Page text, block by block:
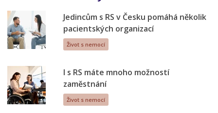
Jedincům s RS v Česku pomáhá několik
pacientských organizací
Život s nemocí
I s RS máte mnoho možností
zaměstnání
Život s nemocí